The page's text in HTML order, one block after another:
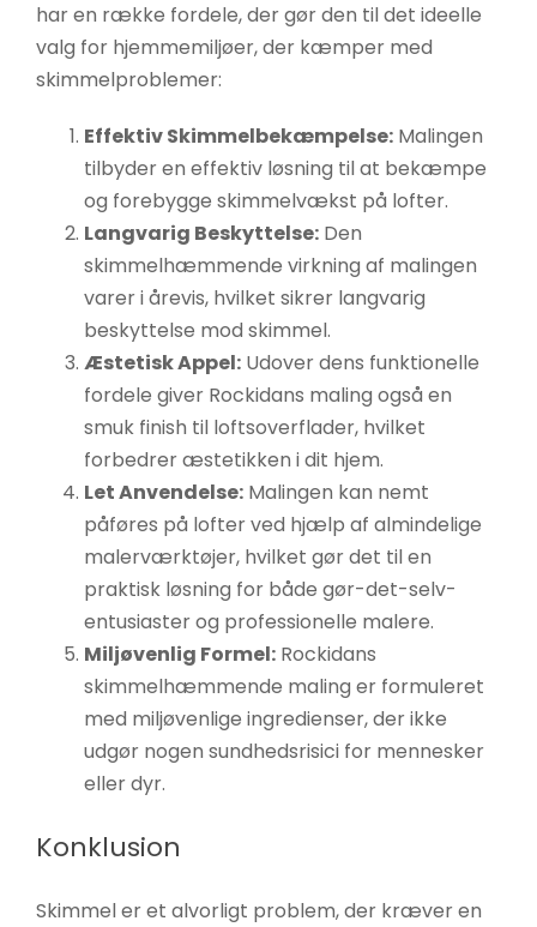
har en række fordele, der gør den til det ideelle
valg for hjemmemiljøer, der kæmper med
skimmelproblemer:
Effektiv Skimmelbekæmpelse:Malingen
tilbyder en effektiv løsning til at bekæmpe
og forebygge skimmelvækst på lofter.
Langvarig Beskyttelse:Den
skimmelhæmmende virkning af malingen
varer i årevis, hvilket sikrer langvarig
beskyttelse mod skimmel.
Æstetisk Appel:Udover dens funktionelle
fordele giver Rockidans maling også en
smuk finish til loftsoverflader, hvilket
forbedrer æstetikken i dit hjem.
Let Anvendelse:Malingen kan nemt
påføres på lofter ved hjælp af almindelige
malerværktøjer, hvilket gør det til en
praktisk løsning for både gør-det-selv-
entusiaster og professionelle malere.
Miljøvenlig Formel:Rockidans
skimmelhæmmende maling er formuleret
med miljøvenlige ingredienser, der ikke
udgør nogen sundhedsrisici for mennesker
eller dyr.
Konklusion
Skimmel er et alvorligt problem, der kræver en